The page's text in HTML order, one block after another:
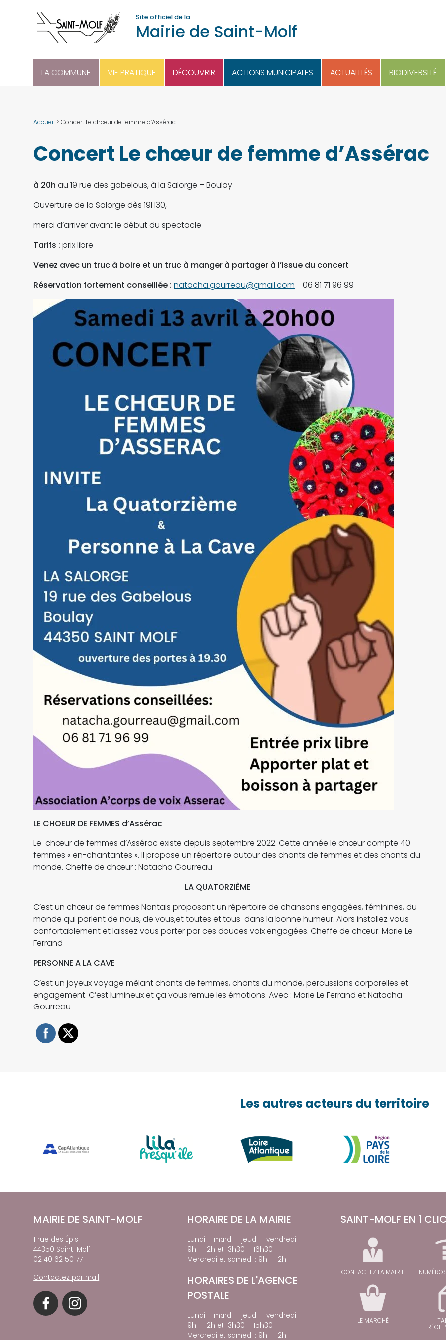
Site officiel de la
Mairie de Saint-Molf
LA COMMUNE VIE PRATIQUE DÉCOUVRIR ACTIONS MUNICIPALES ACTUALITÉS BIODIVERSITÉ
Accueil >Concert Le chœur de femme d’Assérac
Concert Le chœur de femme d’Assérac
à 20h au 19 rue des gabelous, à la Salorge – Boulay
Ouverture de la Salorge dès 19H30,
merci d’arriver avant le début du spectacle
Tarifs :prix libre
Venez avec un truc à boire et un truc à manger à partager à l’issue du concert
Réservation fortement conseillée :natacha.gourreau@gmail.com 06 81 71 96 99
LE CHOEUR DE FEMMES d’Assérac
Le chœur de femmes d’Assérac existe depuis septembre 2022. Cette année le chœur compte 40
femmes « en-chantantes ». Il propose un répertoire autour des chants de femmes et des chants du
monde. Cheffe de chœur : Natacha Gourreau
LA QUATORZIÈME
C’est un chœur de femmes Nantais proposant un répertoire de chansons engagées, féminines, du
monde qui parlent de nous, de vous,et toutes et tous dans la bonne humeur. Alors installez vous
confortablement et laissez vous porter par ces douces voix engagées. Cheffe de chœur: Marie Le
Ferrand
PERSONNE A LA CAVE
C’est un joyeux voyage mêlant chants de femmes, chants du monde, percussions corporelles et
engagement. C’est lumineux et ça vous remue les émotions. Avec : Marie Le Ferrand et Natacha
Gourreau
Les autres acteurs du territoire
MAIRIE DE SAINT-MOLF
1 rue des Épis
44350 Saint-Molf
02 40 62 50 77
Contactez par mail
HORAIRE DE LA MAIRIE
Lundi – mardi – jeudi – vendredi
9h – 12h et 13h30 – 16h30
Mercredi et samedi : 9h – 12h
HORAIRES DE L'AGENCE
POSTALE
Lundi – mardi – jeudi – vendredi
9h – 12h et 13h30 – 15h30
Mercredi et samedi : 9h – 12h
SAINT-MOLF EN 1 CLIC
CONTACTEZ LA MAIRIE
LE MARCHÉ